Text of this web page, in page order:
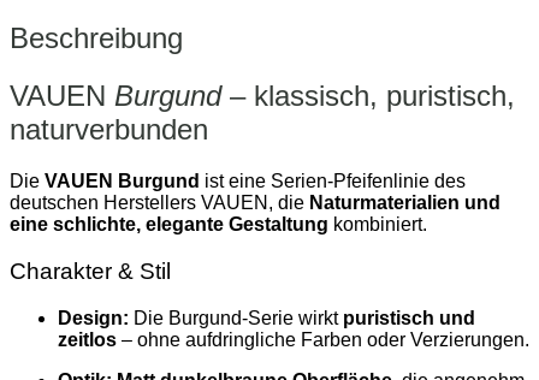
Beschreibung
VAUEN Burgund– klassisch, puristisch,
naturverbunden
Die VAUEN Burgund ist eine Serien‑Pfeifenlinie des
deutschen Herstellers VAUEN, die Naturmaterialien und
eine schlichte, elegante Gestaltung kombiniert.
Charakter & Stil
Design: Die Burgund‑Serie wirkt puristisch und
zeitlos – ohne aufdringliche Farben oder Verzierungen.